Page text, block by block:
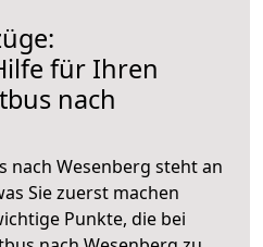
für Ihren
nach
nach Wesenberg steht an
Sie zuerst machen
Punkte, die bei